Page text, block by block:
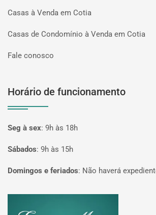
Casas à Venda em Cotia
Casas de Condomínio à Venda em Cotia
Fale conosco
Horário de funcionamento
Seg à sex: 9h às 18h
Sábados: 9h às 15h
Domingos e feriados: Não haverá